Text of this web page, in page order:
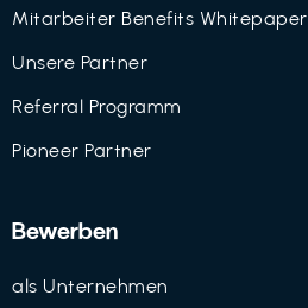
Mitarbeiter Benefits Whitepaper
Unsere Partner
Referral Programm
Pioneer Partner
Bewerben
als Unternehmen